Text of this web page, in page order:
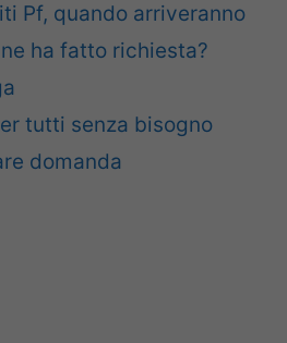
Pf, quando arriveranno
ha fatto richiesta?
tutti senza bisogno
domanda